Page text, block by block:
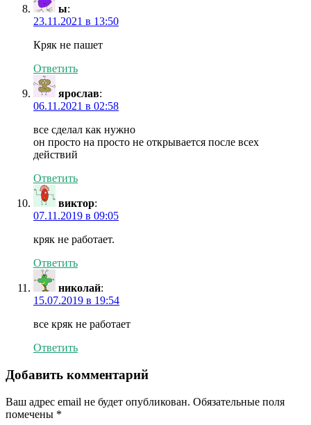
ы:
23.11.2021 в 13:50
Кряк не пашет
Ответить
ярослав:
06.11.2021 в 02:58
все сделал как нужно
он просто на просто не открывается после всех
действий
Ответить
виктор:
07.11.2019 в 09:05
кряк не работает.
Ответить
николай:
15.07.2019 в 19:54
все кряк не работает
Ответить
Добавить комментарий
Ваш адрес email не будет опубликован. Обязательные поля
помечены *